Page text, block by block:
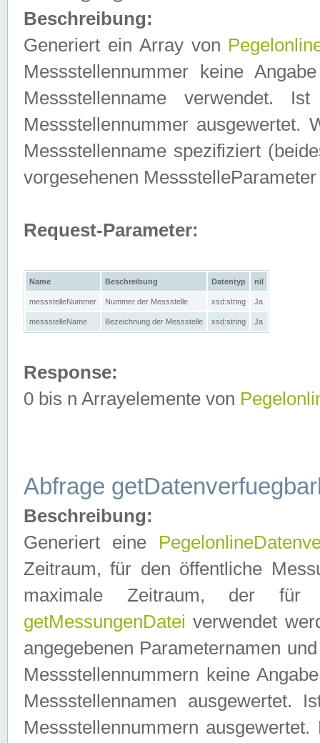
Beschreibung:
Generiert ein Array von
Messstellennummer keine
Messstellenname verwendet.
Messstellennummer ausgewertet.
Messstellenname spezifiziert
vorgesehenen
Request-Parameter:
Name Beschreibung Datentyp nil
messstelleNummer Nummer der Messstelle xsd:string Ja
messstelleName Bezeichnung der Messstelle xsd:string Ja
Response:
0 bis n Arrayelemente von
Abfrage
Beschreibung:
Generiert eine
Zeitraum, für den öffentliche
maximale Zeitraum, der
getMessungenDatei verwendet
angegebenen Parameternamen
Messstellennummern keine
Messstellennamen ausgewertet.
Messstellennummern